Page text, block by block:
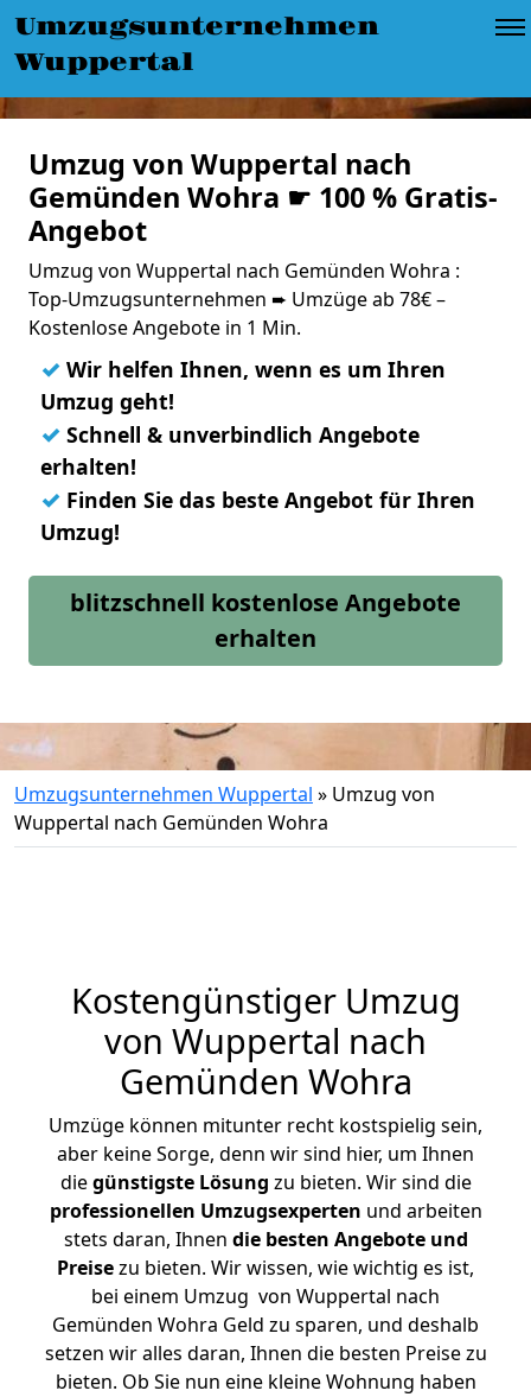
Umzugsunternehmen
Wuppertal
Umzug von Wuppertal nach
Gemünden Wohra ☛ 100 % Gratis-
Angebot
Umzug von Wuppertal nach Gemünden Wohra :
Top-Umzugsunternehmen ➨ Umzüge ab 78€ –
Kostenlose Angebote in 1 Min.
✓ Wir helfen Ihnen, wenn es um Ihren
Umzug geht!
✓ Schnell & unverbindlich Angebote
erhalten!
✓ Finden Sie das beste Angebot für Ihren
Umzug!
blitzschnell kostenlose Angebote
erhalten
Umzugsunternehmen Wuppertal » Umzug von
Wuppertal nach Gemünden Wohra
Kostengünstiger Umzug
von Wuppertal nach
Gemünden Wohra
Umzüge können mitunter recht kostspielig sein,
aber keine Sorge, denn wir sind hier, um Ihnen
diegünstigste Lösung zu bieten. Wir sind die
professionellen Umzugsexperten und arbeiten
stets daran, Ihnen die besten Angebote und
Preisezu bieten. Wir wissen, wie wichtig es ist,
bei einem Umzug von Wuppertal nach
Gemünden Wohra Geld zu sparen, und deshalb
setzen wir alles daran, Ihnen die besten Preise zu
bieten. Ob Sie nun eine kleine Wohnung haben